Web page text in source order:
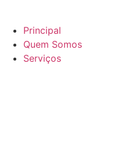
Principal
Quem Somos
Serviços